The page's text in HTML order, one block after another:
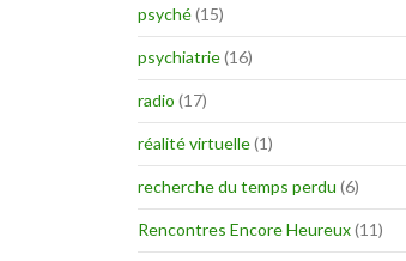
psyché(15)
psychiatrie(16)
radio (17)
réalité virtuelle(1)
recherche du temps perdu (6)
Rencontres Encore Heureux(11)